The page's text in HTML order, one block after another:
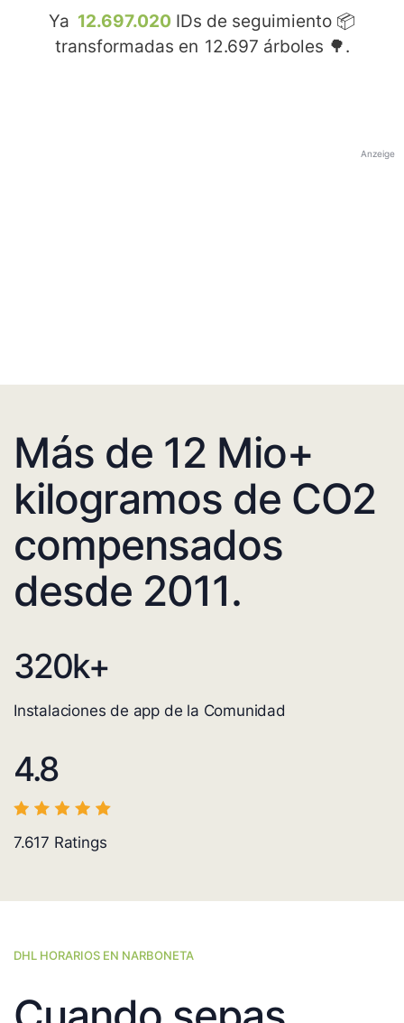
Ya 12.697.020 IDs de seguimiento 📦
transformadas en 12.697 árboles 🌳.
Anzeige
Más de 12 Mio+
kilogramos de CO2
compensados
desde 2011.
320k+
Instalaciones de app de la Comunidad
4.8
7.617 Ratings
DHL HORARIOS EN NARBONETA